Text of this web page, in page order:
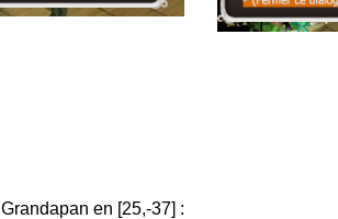
en [25,-37] :